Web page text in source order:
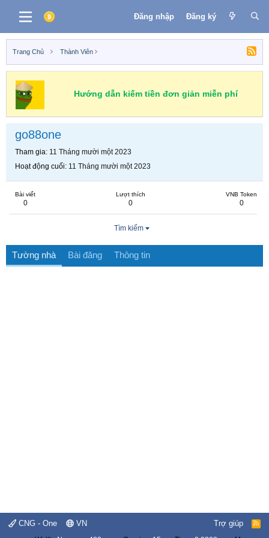
Đăng nhập Đăng ký
Trang Chủ Thành Viên
Hướng dẫn kiếm tiền đơn giản miễn phí
go88one
Tham gia 11 Tháng mười một 2023
Hoạt động cuối 11 Tháng mười một 2023
Bài viết
0
Lượt thích
0
VNB Token
0
Tìm kiếm
Tường nhà Bài đăng Thông tin
CNG - One VN Trợ giúp
R